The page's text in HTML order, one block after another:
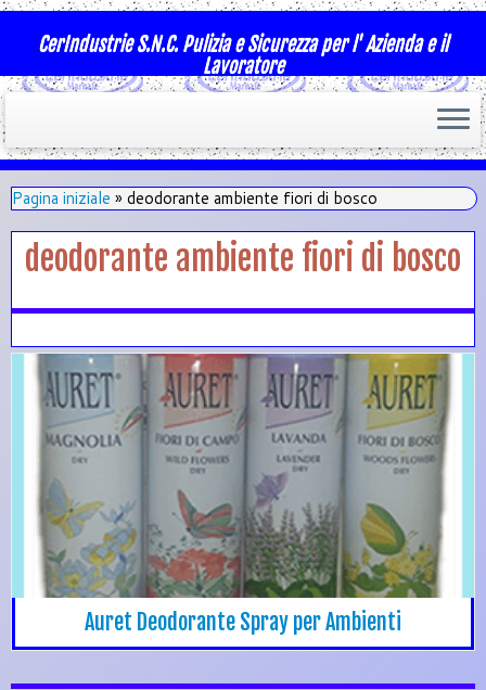
CerIndustrie S.N.C. Pulizia e Sicurezza per l' Azienda e il
Lavoratore
Pagina iniziale » deodorante ambiente fiori di bosco
deodorante ambiente fiori di bosco
Auret Deodorante Spray per Ambienti